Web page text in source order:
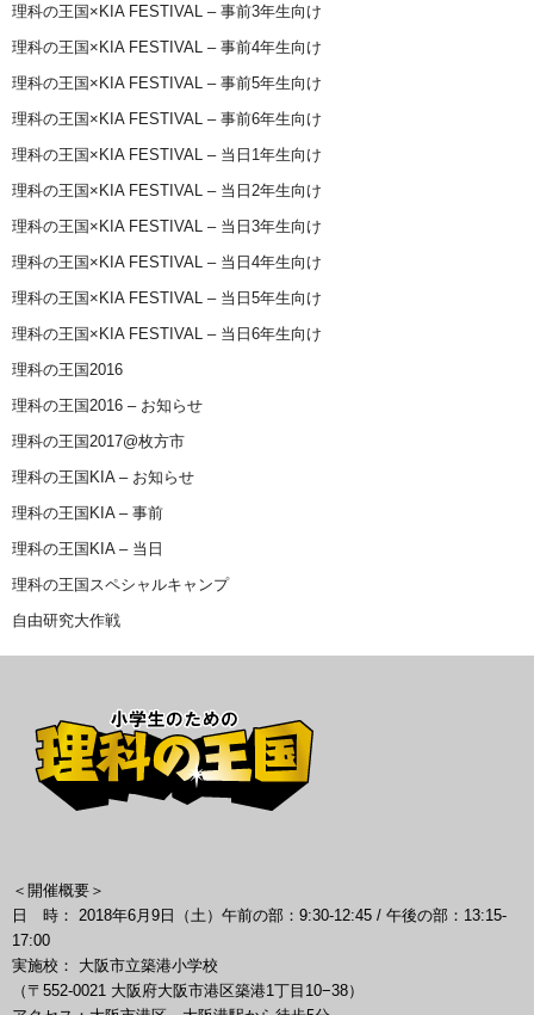
理科の王国×KIA FESTIVAL – 事前3年生向け
理科の王国×KIA FESTIVAL – 事前4年生向け
理科の王国×KIA FESTIVAL – 事前5年生向け
理科の王国×KIA FESTIVAL – 事前6年生向け
理科の王国×KIA FESTIVAL – 当日1年生向け
理科の王国×KIA FESTIVAL – 当日2年生向け
理科の王国×KIA FESTIVAL – 当日3年生向け
理科の王国×KIA FESTIVAL – 当日4年生向け
理科の王国×KIA FESTIVAL – 当日5年生向け
理科の王国×KIA FESTIVAL – 当日6年生向け
理科の王国2016
理科の王国2016 – お知らせ
理科の王国2017@枚方市
理科の王国KIA – お知らせ
理科の王国KIA – 事前
理科の王国KIA – 当日
理科の王国スペシャルキャンプ
自由研究大作戦
＜開催概要＞
日 時： 2018年6月9日（土）午前の部：9:30-12:45 / 午後の部：13:15-
17:00
実施校： 大阪市立築港小学校
（〒552-0021 大阪府大阪市港区築港1丁目10−38）